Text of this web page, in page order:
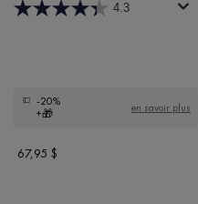
4.3
-20%
+🎁
en savoir plus
67,95 $